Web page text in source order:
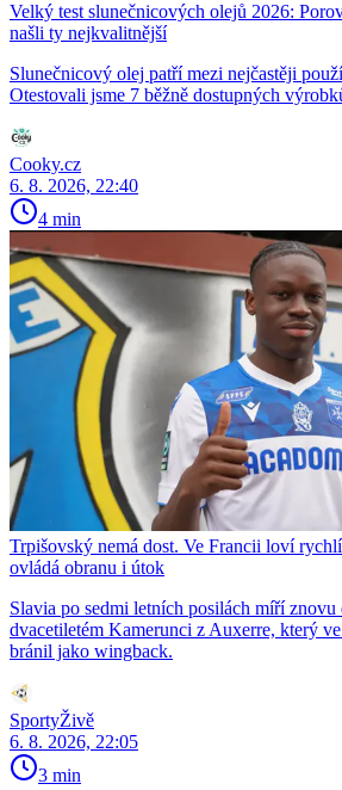
Velký test slunečnicových olejů 2026:
našli ty nejkvalitnější
Slunečnicový olej patří mezi nejčastěji
Otestovali jsme 7 běžně dostupných
Cooky.cz
6. 8. 2026, 22:40
4 min
Trpišovský nemá dost. Ve Francii loví
ovládá obranu i útok
Slavia po sedmi letních posilách míří
dvacetiletém Kamerunci z Auxerre, který
bránil jako wingback.
SportyŽivě
6. 8. 2026, 22:05
3 min